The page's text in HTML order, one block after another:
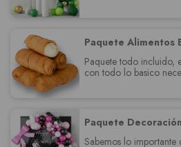
Paquete Alimentos
Paquete todo incluido,
con todo lo basico
Paquete
Sabemos lo importante